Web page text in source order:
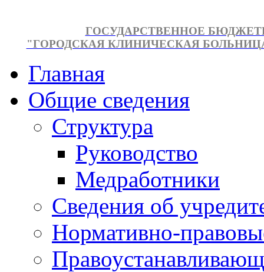
ГОСУДАРСТВЕННОЕ
"ГОРОДСКАЯ КЛИНИЧЕСКАЯ
Главная
Общие сведения
Структура
Руководство
Медработники
Сведения об
Нормативно-